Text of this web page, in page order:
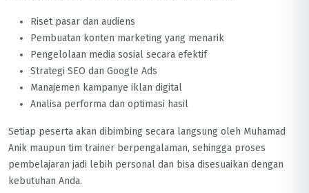
Riset pasar dan audiens
Pembuatan konten marketing yang menarik
Pengelolaan media sosial secara efektif
Strategi SEO dan Google Ads
Manajemen kampanye iklan digital
Analisa performa dan optimasi hasil
Setiap peserta akan dibimbing secara langsung oleh Muhamad
Anik maupun tim trainer berpengalaman, sehingga proses
pembelajaran jadi lebih personal dan bisa disesuaikan dengan
kebutuhan Anda.